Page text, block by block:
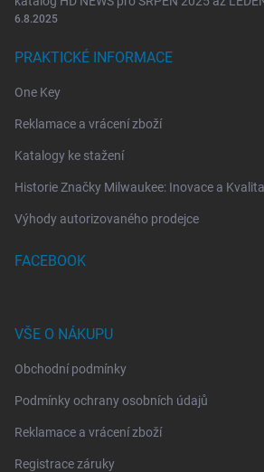
6.8.2025
PRAKTICKÉ INFORMACE
One Key
Reklamace a vrácení zboží
Katalogy ke stažení
Historie Značky Milwaukee: Inovace a
Výhody autorizovaného prodejce
FACEBOOK
VŠE O NÁKUPU
Obchodní podmínky
Podmínky ochrany osobních údajů
Reklamace a vrácení zboží
Registrace záruky